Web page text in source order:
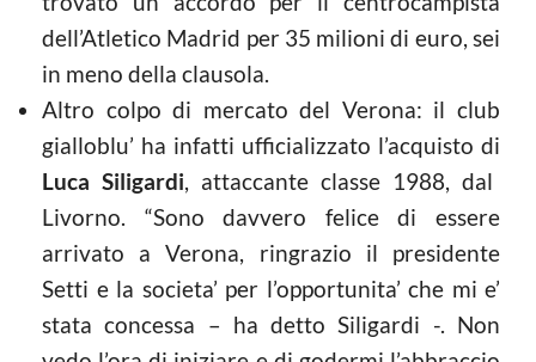
dell’Atletico Madrid per 35 milioni di euro, sei
in meno della clausola.
Altro colpo di mercato del Verona: il club
gialloblu’ ha infatti ufficializzato l’acquisto di
Luca Siligardi, attaccante classe 1988, dal
Livorno. “Sono davvero felice di essere
arrivato a Verona, ringrazio il presidente
Setti e la societa’ per l’opportunita’ che mi e’
stata concessa – ha detto Siligardi -. Non